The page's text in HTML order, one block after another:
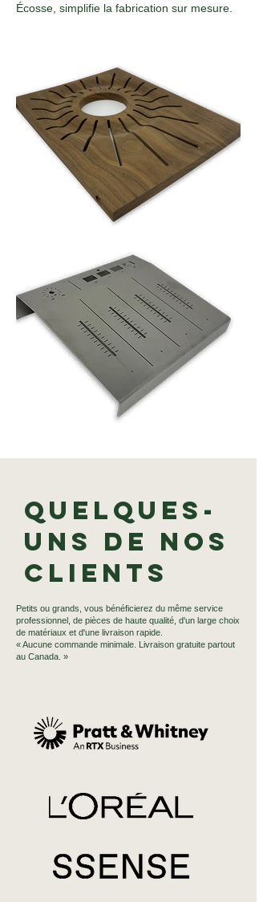
Écosse, simplifie la fabrication sur mesure.
Quelques-
uns de nos
clients
Petits ou grands, vous bénéficierez du même service
professionnel, de pièces de haute qualité, d'un large choix
de matériaux et d'une livraison rapide.
« Aucune commande minimale. Livraison gratuite partout
au Canada. »